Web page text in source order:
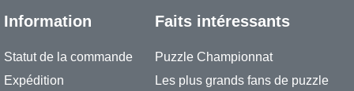
Information
Statut de la commande
Expédition
Faits intéressants
Puzzle Championnat
Les plus grands fans de puzzle